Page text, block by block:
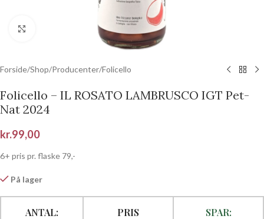
Klik for at forstørre
Forside/Shop/Producenter/Folicello
Folicello – IL ROSATO LAMBRUSCO IGT Pet-
Nat 2024
kr.99,00
6+ pris pr. flaske 79,-
På lager
ANTAL: PRIS SPAR: